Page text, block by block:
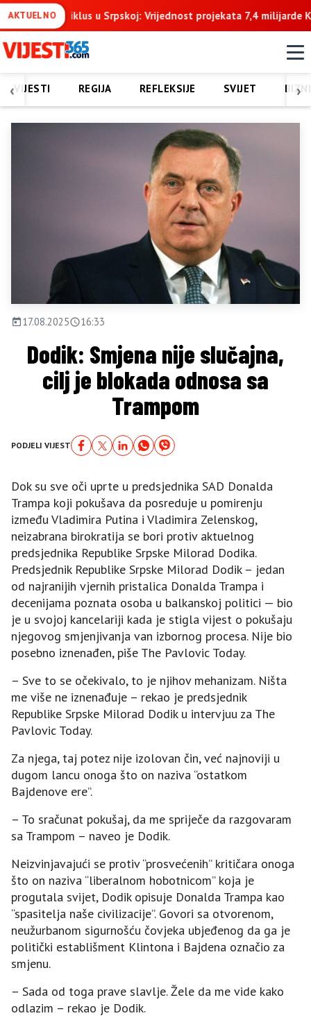
AKTUELNO
u Srpskoj: Vrijednost projekata 7,4 milijarde KM u naredne
‹ ›
VIJESTI REGIJA REFLEKSIJE SVIJET
17.08.2025 16:33
Dodik: Smjena nije slučajna,
cilj je blokada odnosa sa
Trampom
PODJELI VIJEST
Dok su sve oči uprte u predsjednika SAD Donalda
Trampa koji pokušava da posreduje u pomirenju
između Vladimira Putina i Vladimira Zelenskog,
neizabrana birokratija se bori protiv aktuelnog
predsjednika Republike Srpske Milorad Dodika.
Predsjednik Republike Srpske Milorad Dodik – jedan
od najranijih vjernih pristalica Donalda Trampa i
decenijama poznata osoba u balkanskoj politici — bio
je u svojoj kancelariji kada je stigla vijest o pokušaju
njegovog smjenjivanja van izbornog procesa. Nije bio
posebno iznenađen, piše The Pavlovic Today.
– Sve to se očekivalo, to je njihov mehanizam. Ništa
me više ne iznenađuje – rekao je predsjednik
Republike Srpske Milorad Dodik u intervjuu za The
Pavlovic Today.
Za njega, taj potez nije izolovan čin, već najnoviji u
dugom lancu onoga što on naziva “ostatkom
Bajdenove ere”.
– To sračunat pokušaj, da me spriječe da razgovaram
sa Trampom – naveo je Dodik.
Neizvinjavajući se protiv “prosvećenih” kritičara onoga
što on naziva “liberalnom hobotnicom” koja je
progutala svijet, Dodik opisuje Donalda Trampa kao
“spasitelja naše civilizacije”. Govori sa otvorenom,
neužurbanom sigurnošću čovjeka ubjeđenog da ga je
politički establišment Klintona i Bajdena označio za
smjenu.
– Sada od toga prave slavlje. Žele da me vide kako
odlazim – rekao je Dodik.